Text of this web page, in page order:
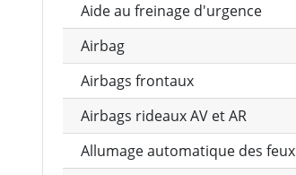
Aide au freinage d'urgence
Airbag
Airbags frontaux
Airbags rideaux AV et AR
Allumage automatique des feux